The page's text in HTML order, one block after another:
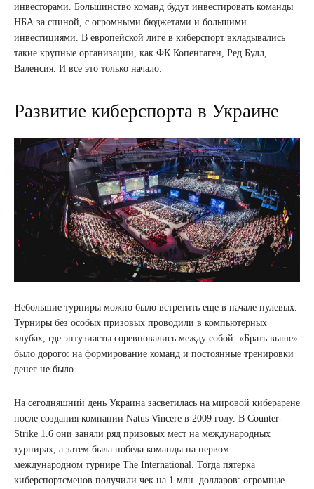
инвесторами. Большинство команд будут инвестировать команды
НБА за спиной, с огромными бюджетами и большими
инвестициями. В европейской лиге в киберспорт вкладывались
такие крупные организации, как ФК Копенгаген, Ред Булл,
Валенсия. И все это только начало.
Развитие киберспорта в Украине
Небольшие турниры можно было встретить еще в начале нулевых.
Турниры без особых призовых проводили в компьютерных
клубах, где энтузиасты соревновались между собой. «Брать выше»
было дорого: на формирование команд и постоянные тренировки
денег не было.
На сегодняшний день Украина засветилась на мировой киберарене
после создания компании Natus Vincere в 2009 году. В Counter-
Strike 1.6 они заняли ряд призовых мест на международных
турнирах, а затем была победа команды на первом
международном турнире The International. Тогда пятерка
киберспортсменов получили чек на 1 млн. долларов: огромные